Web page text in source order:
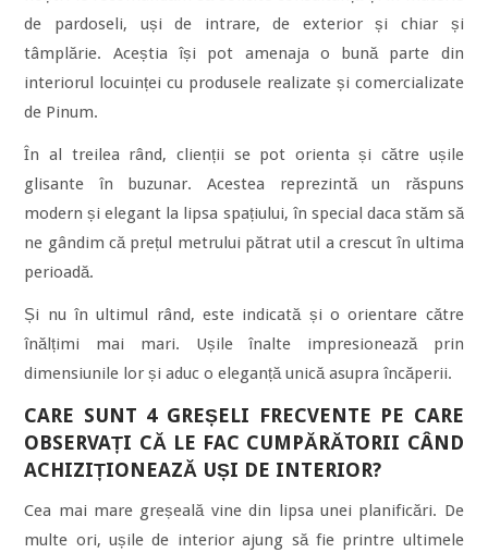
de pardoseli, uși de intrare, de exterior și chiar și
tâmplărie. Aceștia își pot amenaja o bună parte din
interiorul locuinței cu produsele realizate și comercializate
de Pinum.
În al treilea rând, clienții se pot orienta și către ușile
glisante în buzunar. Acestea reprezintă un răspuns
modern și elegant la lipsa spațiului, în special daca stăm să
ne gândim că prețul metrului pătrat util a crescut în ultima
perioadă.
Și nu în ultimul rând, este indicată și o orientare către
înălțimi mai mari. Ușile înalte impresionează prin
dimensiunile lor și aduc o eleganță unică asupra încăperii.
CARE SUNT 4 GREȘELI FRECVENTE PE CARE
OBSERVAȚI CĂ LE FAC CUMPĂRĂTORII CÂND
ACHIZIȚIONEAZĂ UȘI DE INTERIOR?
Cea mai mare greșeală vine din lipsa unei planificări. De
multe ori, ușile de interior ajung să fie printre ultimele